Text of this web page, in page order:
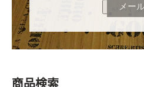
メー
商品検索